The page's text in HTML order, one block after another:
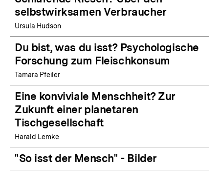
selbstwirksamen Verbraucher
Ursula Hudson
Du bist, was du isst? Psychologische
Forschung zum Fleischkonsum
Tamara Pfeiler
Eine konviviale Menschheit? Zur
Zukunft einer planetaren
Tischgesellschaft
Harald Lemke
"So isst der Mensch" - Bilder